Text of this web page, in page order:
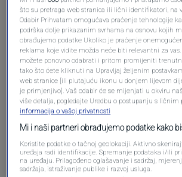
Oglas
što su pretraga web stranica ili lični identifikatori, na
Odabir Prihvatam omogućava praćenje tehnologije
podrška dolje prikazanim svrhama na osnovu kojih
obrađujemo podatke Ukoliko je praćenje
reklama koje vidite možda neće biti relevantni za vas.
možete ponovno odabrati i pritom promijeniti
tako što ćete kliknuti na Upravljaj željenim
web stranice [ili plutajuću ikonu u donjem lijevom
je primjenjivo]. Vaš odabir će se mijenjati u okviru
više detalja, pogledajte Uredbu o postupanju s ličnim
informacija o vašoj privatnosti
Mi i naši partneri obrađujemo podatke kako
Koristite podatke o tačnoj geolokaciji. Aktivno
uređaja radi identifikacije. Spremanje podataka i/ili
na uređaju. Prilagođeno oglašavanje i sadržaj,
sadržaja, istraživanje publike i razvoj usluga.